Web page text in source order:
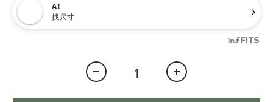
AI
找尺寸